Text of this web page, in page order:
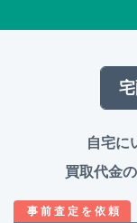
自宅に
買取代金